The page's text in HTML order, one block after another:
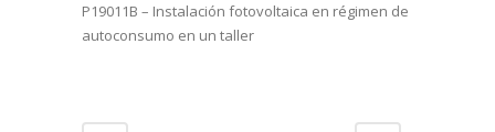
P19011B – Instalación fotovoltaica en régimen de
autoconsumo en un taller